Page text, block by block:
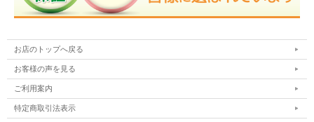
お店のトップへ戻る
お客様の声を見る
ご利用案内
特定商取引法表示